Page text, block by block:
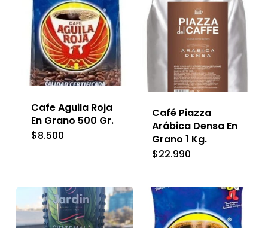
Cafe Aguila Roja
En Grano 500 Gr.
$8.500
Café Piazza
Arábica Densa En
Grano 1 Kg.
$22.990